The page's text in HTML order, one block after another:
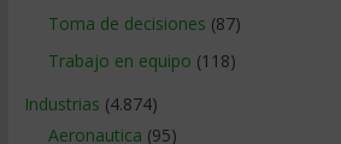
Toma de decisiones (87)
Trabajo en equipo (118)
Industrias (4.874)
Aeronautica (95)